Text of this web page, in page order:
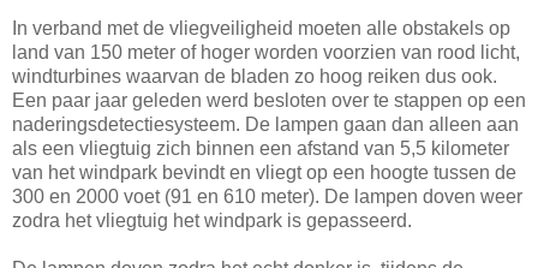
In verband met de vliegveiligheid moeten alle obstakels op
land van 150 meter of hoger worden voorzien van rood licht,
windturbines waarvan de bladen zo hoog reiken dus ook.
Een paar jaar geleden werd besloten over te stappen op een
naderingsdetectiesysteem. De lampen gaan dan alleen aan
als een vliegtuig zich binnen een afstand van 5,5 kilometer
van het windpark bevindt en vliegt op een hoogte tussen de
300 en 2000 voet (91 en 610 meter). De lampen doven weer
zodra het vliegtuig het windpark is gepasseerd.